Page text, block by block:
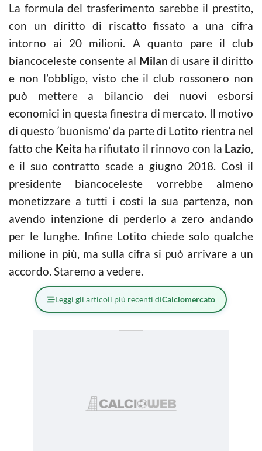
La formula del trasferimento sarebbe il prestito,
con un diritto di riscatto fissato a una cifra
intorno ai 20 milioni. A quanto pare il club
biancoceleste consente al Milan di usare il diritto
e non l’obbligo, visto che il club rossonero non
può mettere a bilancio dei nuovi esborsi
economici in questa finestra di mercato. Il motivo
di questo ‘buonismo’ da parte di Lotito rientra nel
fatto che Keita ha rifiutato il rinnovo con la Lazio,
e il suo contratto scade a giugno 2018. Così il
presidente biancoceleste vorrebbe almeno
monetizzare a tutti i costi la sua partenza, non
avendo intenzione di perderlo a zero andando
per le lunghe. Infine Lotito chiede solo qualche
milione in più, ma sulla cifra si può arrivare a un
accordo. Staremo a vedere.
Leggi gli articoli più recenti diCalciomercato